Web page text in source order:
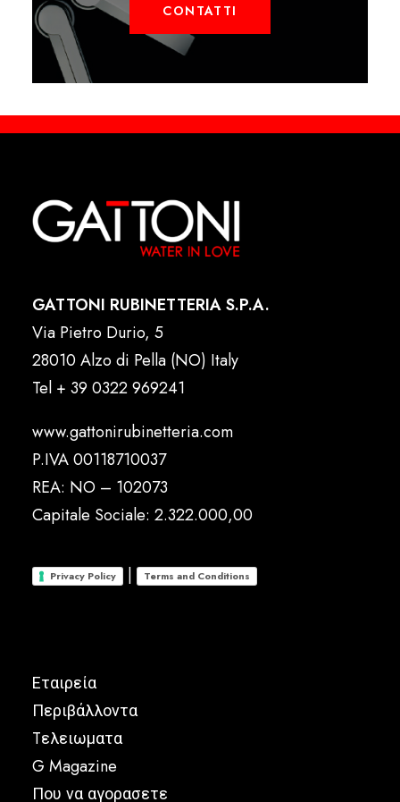
CONTATTI
GATTONI RUBINETTERIA S.P.A.
Via Pietro Durio, 5
28010 Alzo di Pella (NO) Italy
Tel + 39 0322 969241
www.gattonirubinetteria.com
P.IVA 00118710037
REA: NO – 102073
Capitale Sociale: 2.322.000,00
Privacy Policy | Terms and Conditions
Εταιρεία
Περιβάλλοντα
Tελειωματα
G Magazine
Που να αγορασετε